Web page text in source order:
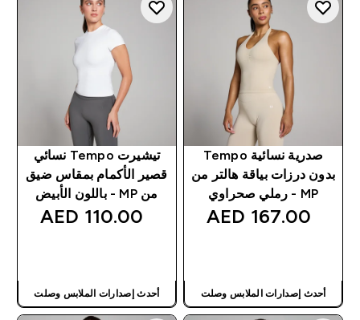
صدرية نسائية Tempo
بدون درزات بياقة هالتر من
MP - رملي صحراوي
167.00 AED‎
أحدث إصدارات الملابس وصلت
تيشيرت Tempo نسائي
قصير الأكمام بمقاس ضيق
من MP - باللون الأبيض
110.00 AED‎
أحدث إصدارات الملابس وصلت